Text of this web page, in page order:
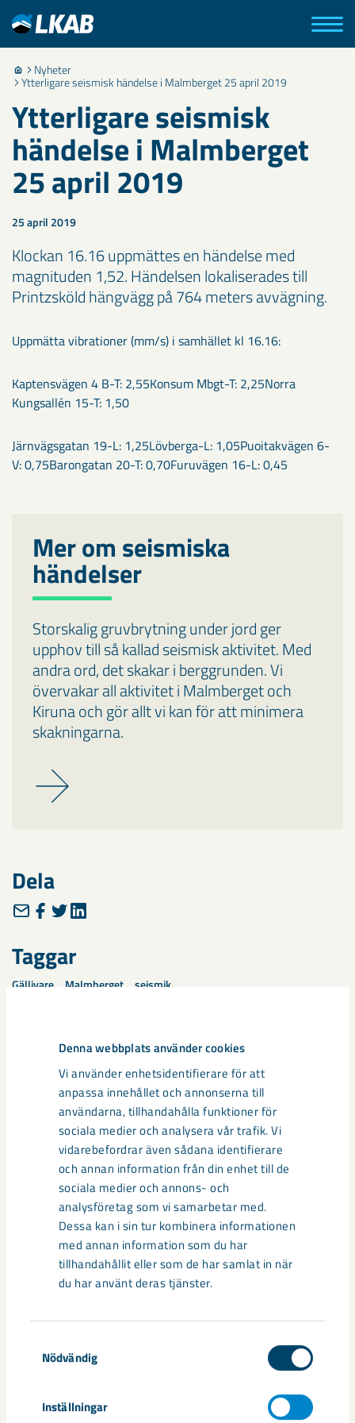
Denna webbplats använder cookies
Vi använder enhetsidentifierare för att
anpassa innehållet och annonserna till
användarna, tillhandahålla funktioner för
sociala medier och analysera vår trafik. Vi
vidarebefordrar även sådana identifierare
och annan information från din enhet till de
sociala medier och annons- och
analysföretag som vi samarbetar med.
Dessa kan i sin tur kombinera informationen
med annan information som du har
tillhandahållit eller som de har samlat in när
du har använt deras tjänster.
Nödvändig
Inställningar
Nyheter
Ytterligare seismisk händelse i Malmberget 25 april 2019
Ytterligare seismisk
händelse i Malmberget
25 april 2019
25 april 2019
Klockan 16.16 uppmättes en händelse med
magnituden 1,52. Händelsen lokaliserades till
Printzsköld hängvägg på 764 meters avvägning.
Uppmätta vibrationer (mm/s) i samhället kl 16.16:
Kaptensvägen 4 B-T: 2,55Konsum Mbgt-T: 2,25Norra
Kungsallén 15-T: 1,50
Järnvägsgatan 19-L: 1,25Lövberga-L: 1,05Puoitakvägen 6-
V: 0,75Barongatan 20-T: 0,70Furuvägen 16-L: 0,45
Mer om seismiska
händelser
Storskalig gruvbrytning under jord ger
upphov till så kallad seismisk aktivitet. Med
andra ord, det skakar i berggrunden. Vi
övervakar all aktivitet i Malmberget och
Kiruna och gör allt vi kan för att minimera
skakningarna.
Dela
Taggar
Gällivare Malmberget seismik
Relaterat innehåll
Så kan humanoida robotar öka
säkerheten i framtidens gruva
Utvecklingen av humanoida robotar, människoliknande